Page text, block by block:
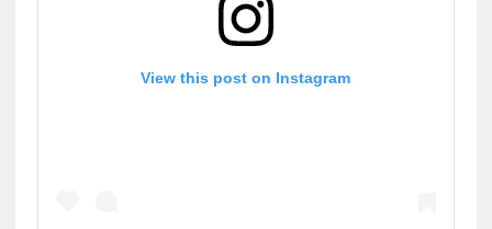
View this post on Instagram